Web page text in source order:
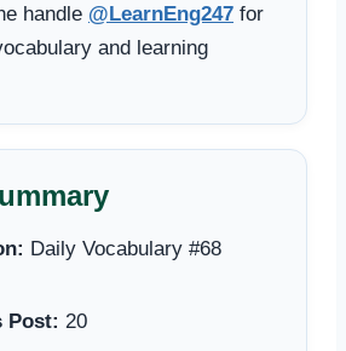
handle @LearnEng247 for
and learning
Daily Vocabulary #68
Post: 20